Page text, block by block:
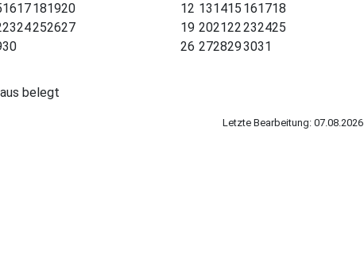
1617181920
2324252627
30
12 131415 161718
19 202122232425
26 2728293031
belegt
Letzte Bearbeitung: 07.08.2026